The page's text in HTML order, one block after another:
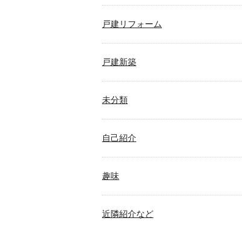
戸建リフォーム
戸建新築
未分類
自己紹介
趣味
近隣紹介など